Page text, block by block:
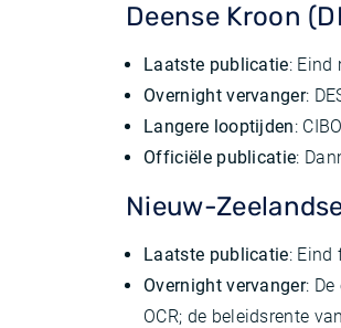
Deense Kroon
Laatste publicatie: Eind
Overnight vervanger:
Langere looptijden:
Officiële publicatie:
Nieuw-
Laatste publicatie: Eind
Overnight vervanger:
OCR; de beleidsrente